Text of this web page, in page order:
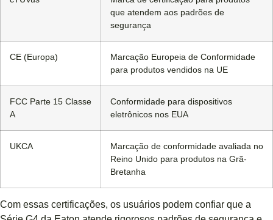
que atendem aos padrões de
segurança
CE (Europa)
Marcação Europeia de Conformidade
para produtos vendidos na UE
FCC Parte 15 Classe
A
Conformidade para dispositivos
eletrônicos nos EUA
UKCA
Marcação de conformidade avaliada no
Reino Unido para produtos na Grã-
Bretanha
Com essas certificações, os usuários podem confiar que a